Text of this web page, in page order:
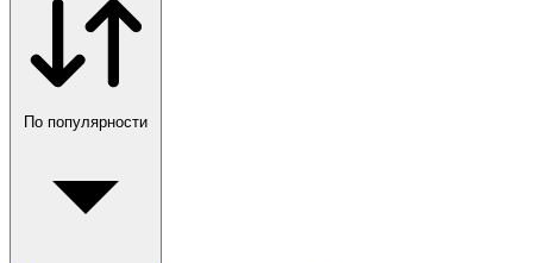
По популярности